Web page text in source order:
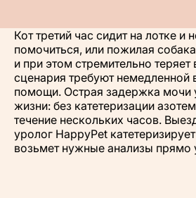
Кот третий час сидит на лотке и
помочиться, или пожилая
и при этом стремительно
сценария требуют немедленной
помощи. Острая задержка мочи
жизни: без катетеризации
течение нескольких часов.
уролог HappyPet
возьмет нужные анализы прямо